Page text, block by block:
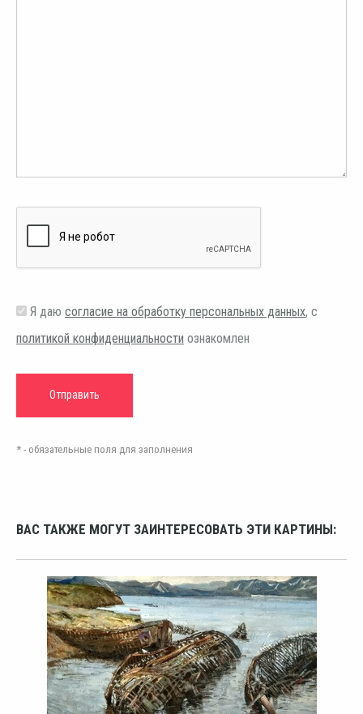
Я даю согласие на обработку персональных данных, с
политикой конфиденциальности ознакомлен
* - обязательные поля для заполнения
ВАС ТАКЖЕ МОГУТ ЗАИНТЕРЕСОВАТЬ ЭТИ КАРТИНЫ: